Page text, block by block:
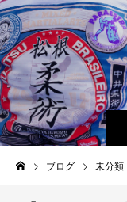
ブログ 未分類